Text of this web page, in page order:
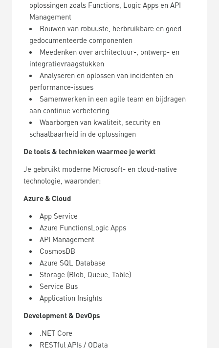
oplossingen zoals Functions, Logic Apps en API
Management
Bouwen van robuuste, herbruikbare en goed
gedocumenteerde componenten
Meedenken over architectuur-, ontwerp- en
integratievraagstukken
Analyseren en oplossen van incidenten en
performance‑issues
Samenwerken in een agile team en bijdragen
aan continue verbetering
Waarborgen van kwaliteit, security en
schaalbaarheid in de oplossingen
De tools & technieken waarmee je werkt
Je gebruikt moderne Microsoft- en cloud-native
technologie, waaronder:
Azure & Cloud
App Service
Azure FunctionsLogic Apps
API Management
CosmosDB
Azure SQL Database
Storage (Blob, Queue, Table)
Service Bus
Application Insights
Development & DevOps
.NET Core
RESTful APIs / OData